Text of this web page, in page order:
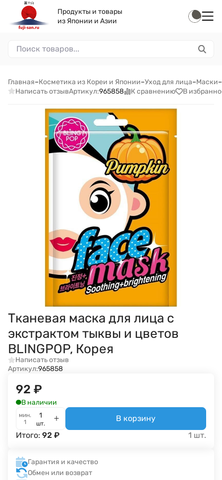
Продукты и товары
из Японии и Азии
Главная–Косметика из Кореи и Японии–Уход для лица–Маски–
Написать отзывАртикул:965858 К сравнению В
Тканевая маска для лица с
экстрактом тыквы и цветов
BLINGPOP, Корея
Написать отзыв
Артикул:965858
92 ₽
В наличии
мин.
1
шт.
В корзину
Итого: 92 ₽ 1 шт.
Гарантия и качество
Обмен или возврат